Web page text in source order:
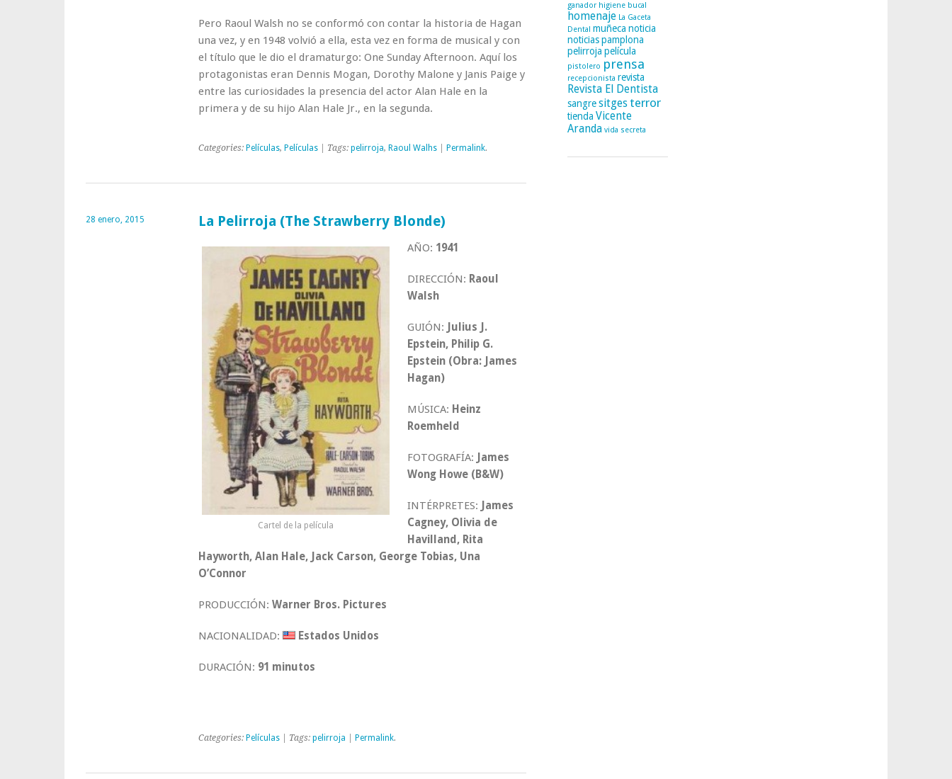
Pero Raoul Walsh no se conformó con contar la historia de Hagan
una vez, y en 1948 volvió a ella, esta vez en forma de musical y con
el título que le dio el dramaturgo: One Sunday Afternoon. Aquí los
protagonistas eran Dennis Mogan, Dorothy Malone y Janis Paige y
entre las curiosidades la presencia del actor Alan Hale en la
primera y de su hijo Alan Hale Jr., en la segunda.
Categories: Películas, Películas| Tags: pelirroja, Raoul Walhs| Permalink.
28 enero, 2015 La Pelirroja (The Strawberry Blonde)
Cartel de la película
AÑO: 1941
DIRECCIÓN: Raoul
Walsh
GUIÓN:
Julius J.
Epstein, Philip G.
Epstein (Obra: James
Hagan)
MÚSICA: Heinz
Roemheld
FOTOGRAFÍA:
James
Wong Howe (B&W)
INTÉRPRETES:
James
Cagney, Olivia de
Havilland, Rita
Hayworth, Alan Hale, Jack Carson, George Tobias, Una
O’Connor
PRODUCCIÓN: Warner Bros. Pictures
NACIONALIDAD: Estados Unidos
DURACIÓN: 91 minutos
Categories: Películas| Tags: pelirroja Permalink.
ganador higiene bucal
homenaje La Gaceta
Dental muñeca noticia
noticiaspamplona
pelirroja película
pistolero prensa
recepcionista revista
Revista El Dentista
sangresitgesterror
tienda Vicente
Aranda vida secreta